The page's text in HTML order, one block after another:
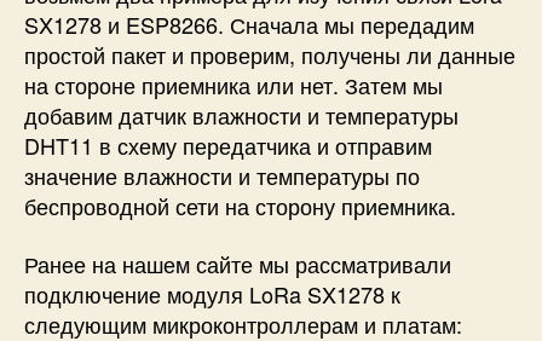
SX1278 и ESP8266. Сначала мы передадим
простой пакет и проверим, получены ли данные
на стороне приемника или нет. Затем мы
добавим датчик влажности и температуры
DHT11 в схему передатчика и отправим
значение влажности и температуры по
беспроводной сети на сторону приемника.
Ранее на нашем сайте мы рассматривали
подключение модуля LoRa SX1278 к
следующим микроконтроллерам и платам: